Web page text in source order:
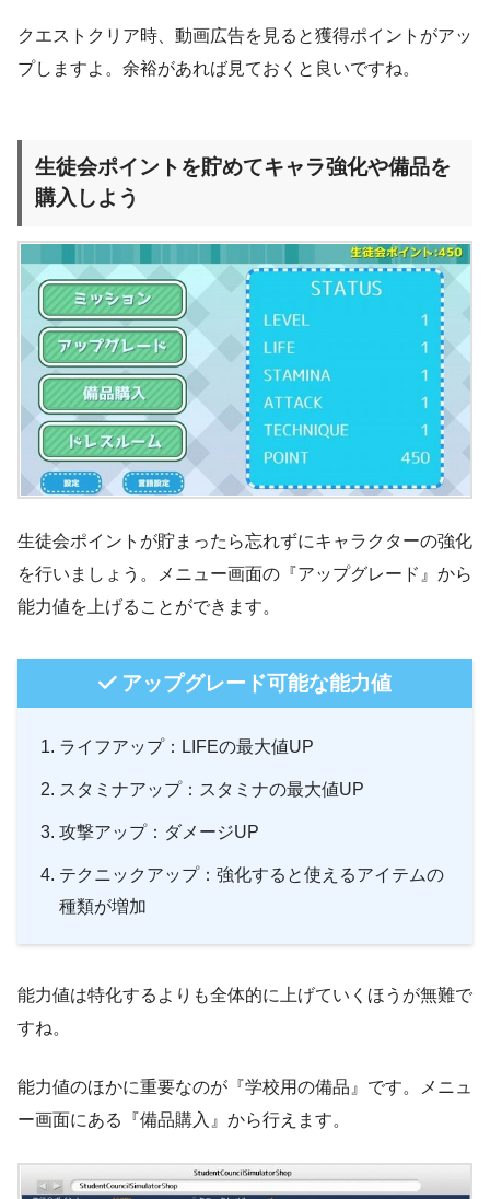
クエストクリア時、動画広告を見ると獲得ポイントがアッ
プしますよ。余裕があれば見ておくと良いですね。
生徒会ポイントを貯めてキャラ強化や備品を
購入しよう
生徒会ポイントが貯まったら忘れずにキャラクターの強化
を行いましょう。メニュー画面の『アップグレード』から
能力値を上げることができます。
アップグレード可能な能力値
ライフアップ：LIFEの最大値UP
スタミナアップ：スタミナの最大値UP
攻撃アップ：ダメージUP
テクニックアップ：強化すると使えるアイテムの
種類が増加
能力値は特化するよりも全体的に上げていくほうが無難で
すね。
能力値のほかに重要なのが『学校用の備品』です。メニュ
ー画面にある『備品購入』から行えます。